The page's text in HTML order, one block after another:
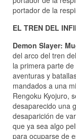
portador de la
EL TREN DEL
Demon Slayer:
del arco del tren
la primera parte
aventuras y
mandados a una
Rengoku Kyojuro,
desaparecido una
desaparición de
que ya sea algo
para ocuparse de